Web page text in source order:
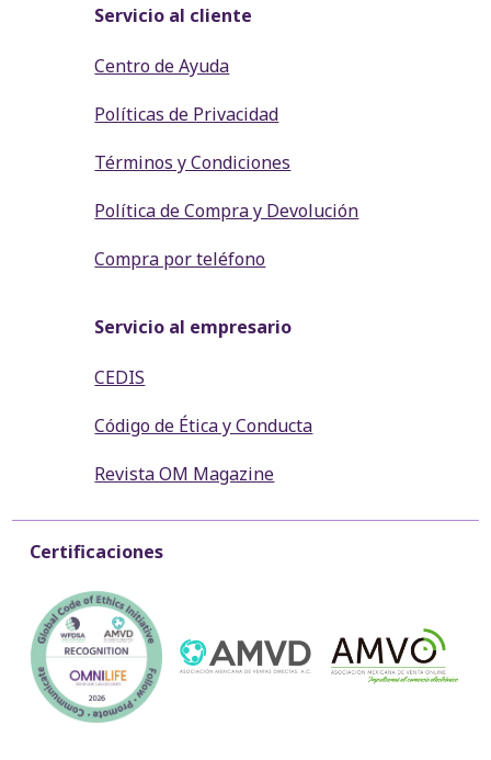
Servicio al cliente
Centro de Ayuda
Políticas de Privacidad
Términos y Condiciones
Política de Compra y Devolución
Compra por teléfono
Servicio al empresario
CEDIS
Código de Ética y Conducta
Revista OM Magazine
Certificaciones